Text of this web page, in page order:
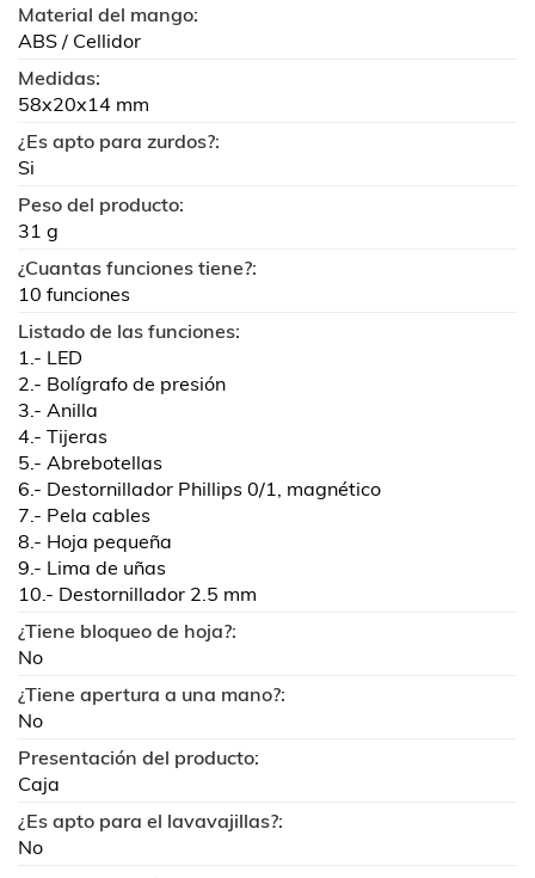
Material del mango:
ABS / Cellidor
Medidas:
58x20x14 mm
¿Es apto para zurdos?:
Si
Peso del producto:
31 g
¿Cuantas funciones tiene?:
10 funciones
Listado de las funciones:
1.- LED
2.- Bolígrafo de presión
3.- Anilla
4.- Tijeras
5.- Abrebotellas
6.- Destornillador Phillips 0/1, magnético
7.- Pela cables
8.- Hoja pequeña
9.- Lima de uñas
10.- Destornillador 2.5 mm
¿Tiene bloqueo de hoja?:
No
¿Tiene apertura a una mano?:
No
Presentación del producto:
Caja
¿Es apto para el lavavajillas?:
No